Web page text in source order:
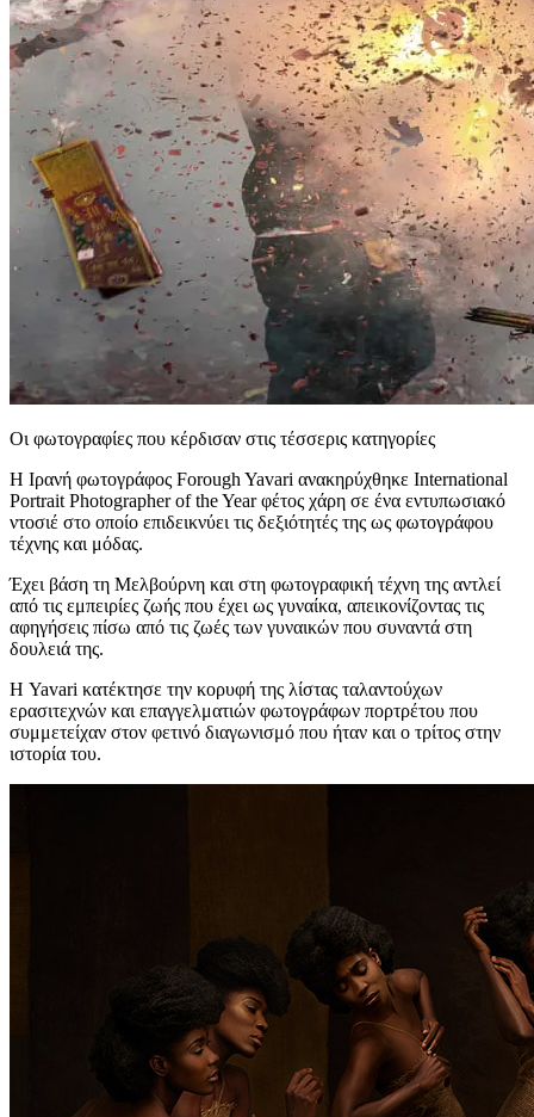
Οι φωτογραφίες που κέρδισαν στις τέσσερις κατηγορίες
Η Ιρανή φωτογράφος Forough Yavari ανακηρύχθηκε International
Portrait Photographer of the Year φέτος χάρη σε ένα εντυπωσιακό
ντοσιέ στο οποίο επιδεικνύει τις δεξιότητές της ως φωτογράφου
τέχνης και μόδας.
Έχει βάση τη Μελβούρνη και στη φωτογραφική τέχνη της αντλεί
από τις εμπειρίες ζωής που έχει ως γυναίκα, απεικονίζοντας τις
αφηγήσεις πίσω από τις ζωές των γυναικών που συναντά στη
δουλειά της.
Η Yavari κατέκτησε την κορυφή της λίστας ταλαντούχων
ερασιτεχνών και επαγγελματιών φωτογράφων πορτρέτου που
συμμετείχαν στον φετινό διαγωνισμό που ήταν και ο τρίτος στην
ιστορία του.